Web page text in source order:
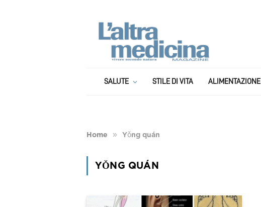
SALUTE STILE DI VITA ALIMENTAZIONE
Home » Yǒng quán
YǑNG QUÁN